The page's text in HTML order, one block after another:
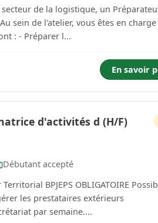
de la logistique, un
sein de l'atelier, vous êtes en
préparation des commandes. Plus précisément, vos missions sont : - Préparer l...
En savoir
d'activités d (H/F)
Débutant accepté
BPJEPS OBLIGATOIRE Possibilité
les prestataires extérieurs
arts créatifs ...) 1 jour de secrétariat par semaine....